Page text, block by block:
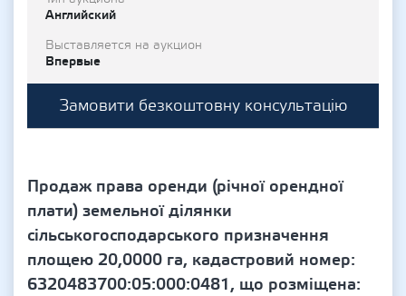
Английский
Выставляется на аукцион
Впервые
Замовити безкоштовну консультацію
Продаж права оренди (річної орендної
плати) земельної ділянки
сільськогосподарського призначення
площею 20,0000 га, кадастровий номер:
6320483700:05:000:0481, що розміщена: